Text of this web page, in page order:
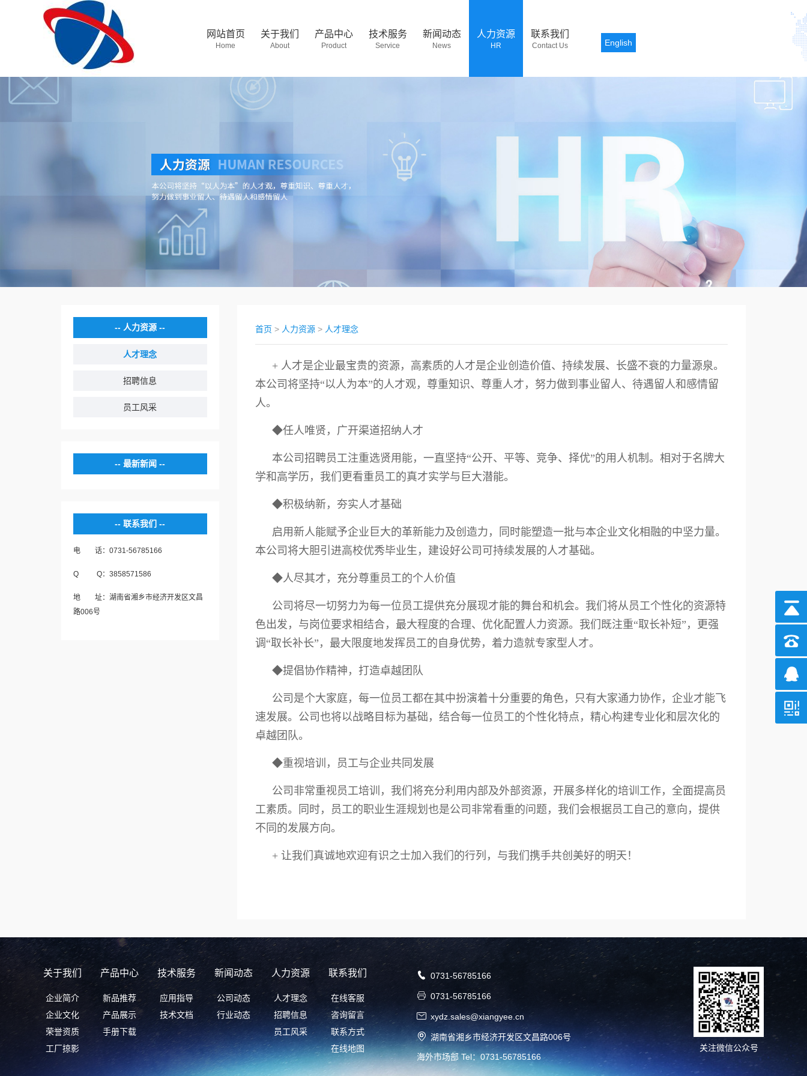
网站首页
Home
关于我们
About
产品中心
Product
技术服务
Service
新闻动态
News
人力资源
HR
联系我们
Contact Us English
人力资源
人才理念
招聘信息
员工风采
最新新闻
联系我们
电 话：0731-56785166
Q Q：3858571586
地 址：湖南省湘乡市经济开发区文昌
路006号
首页 > 人力资源> 人才理念
+ 人才是企业最宝贵的资源，高素质的人才是企业创造价值、持续发展、长盛不衰的力量源泉。
本公司将坚持“以人为本”的人才观，尊重知识、尊重人才，努力做到事业留人、待遇留人和感情留
人。
◆任人唯贤，广开渠道招纳人才
本公司招聘员工注重选贤用能，一直坚持“公开、平等、竞争、择优”的用人机制。相对于名牌大
学和高学历，我们更看重员工的真才实学与巨大潜能。
◆积极纳新，夯实人才基础
启用新人能赋予企业巨大的革新能力及创造力，同时能塑造一批与本企业文化相融的中坚力量。
本公司将大胆引进高校优秀毕业生，建设好公司可持续发展的人才基础。
◆人尽其才，充分尊重员工的个人价值
公司将尽一切努力为每一位员工提供充分展现才能的舞台和机会。我们将从员工个性化的资源特
色出发，与岗位要求相结合，最大程度的合理、优化配置人力资源。我们既注重“取长补短”，更强
调“取长补长”，最大限度地发挥员工的自身优势，着力造就专家型人才。
◆提倡协作精神，打造卓越团队
公司是个大家庭，每一位员工都在其中扮演着十分重要的角色，只有大家通力协作，企业才能飞
速发展。公司也将以战略目标为基础，结合每一位员工的个性化特点，精心构建专业化和层次化的
卓越团队。
◆重视培训，员工与企业共同发展
公司非常重视员工培训，我们将充分利用内部及外部资源，开展多样化的培训工作，全面提高员
工素质。同时，员工的职业生涯规划也是公司非常看重的问题，我们会根据员工自己的意向，提供
不同的发展方向。
+ 让我们真诚地欢迎有识之士加入我们的行列，与我们携手共创美好的明天！
关于我们
企业简介
企业文化
荣誉资质
工厂掠影
产品中心
新品推荐
产品展示
手册下载
技术服务
应用指导
技术文档
新闻动态
公司动态
行业动态
人力资源
人才理念
招聘信息
员工风采
联系我们
在线客服
咨询留言
联系方式
在线地图
 0731-56785166
 0731-56785166
 xydz.sales@xiangyee.cn
湖南省湘乡市经济开发区文昌路006号
海外市场部 Tel：0731-56785166
关注微信公众号